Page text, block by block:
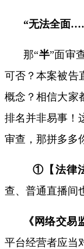
“无法全面
那“半”面审
可否？本案被告
概念？相信大家
排名并非易事！
审查，那拼多多
①【法律
查、普通直播间
《网络交易
平台经营者应当